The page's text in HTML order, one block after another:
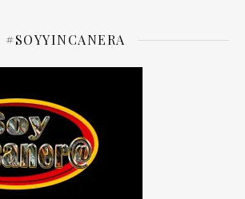
#SOYYINCANERA